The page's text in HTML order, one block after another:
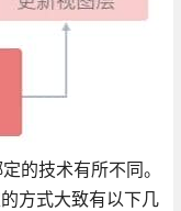
的技术有所不同。
方式大致有以下几